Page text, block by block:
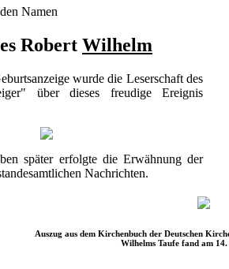
Namen
Robert Wilhelm
wurde die Leserschaft des
über dieses freudige Ereignis
später erfolgte die Erwähnung der
Nachrichten.
Auszug aus dem Kirchenbuch der Deutschen
Wilhelms Taufe fand am